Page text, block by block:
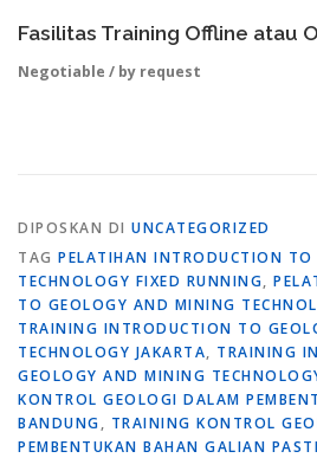
Fasilitas Training Offline atau
Negotiable / by request
DIPOSKAN DI UNCATEGORIZED
TAG PELATIHAN INTRODUCTION
TECHNOLOGY FIXED RUNNING,
TO GEOLOGY AND MINING
TRAINING INTRODUCTION TO
TECHNOLOGY JAKARTA, TRAINING
GEOLOGY AND MINING
KONTROL GEOLOGI DALAM
BANDUNG, TRAINING KONTROL
PEMBENTUKAN BAHAN GALIAN